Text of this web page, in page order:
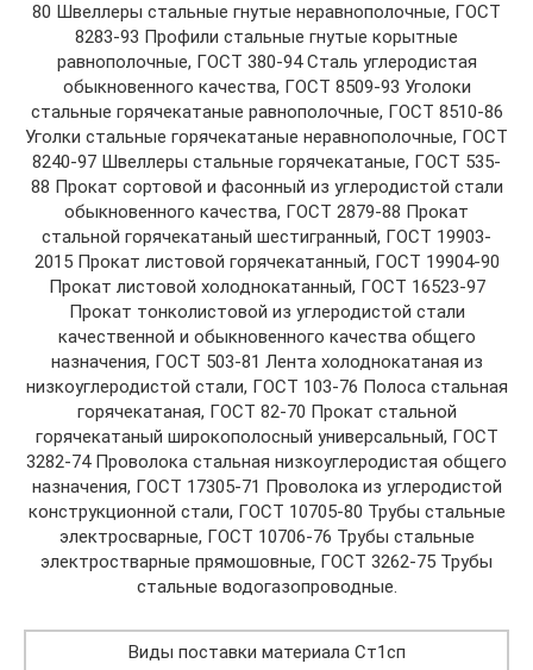
80 Швеллеры стальные гнутые неравнополочные, ГОСТ
8283-93 Профили стальные гнутые корытные
равнополочные, ГОСТ 380-94 Сталь углеродистая
обыкновенного качества, ГОСТ 8509-93 Уголоки
стальные горячекатаные равнополочные, ГОСТ 8510-86
Уголки стальные горячекатаные неравнополочные, ГОСТ
8240-97 Швеллеры стальные горячекатаные, ГОСТ 535-
88 Прокат сортовой и фасонный из углеродистой стали
обыкновенного качества, ГОСТ 2879-88 Прокат
стальной горячекатаный шестигранный, ГОСТ 19903-
2015 Прокат листовой горячекатанный, ГОСТ 19904-90
Прокат листовой холоднокатанный, ГОСТ 16523-97
Прокат тонколистовой из углеродистой стали
качественной и обыкновенного качества общего
назначения, ГОСТ 503-81 Лента холоднокатаная из
низкоуглеродистой стали, ГОСТ 103-76 Полоса стальная
горячекатаная, ГОСТ 82-70 Прокат стальной
горячекатаный широкополосный универсальный, ГОСТ
3282-74 Проволока стальная низкоуглеродистая общего
назначения, ГОСТ 17305-71 Проволока из углеродистой
конструкционной стали, ГОСТ 10705-80 Трубы стальные
электросварные, ГОСТ 10706-76 Трубы стальные
электростварные прямошовные, ГОСТ 3262-75 Трубы
стальные водогазопроводные.
Виды поставки материала Ст1сп